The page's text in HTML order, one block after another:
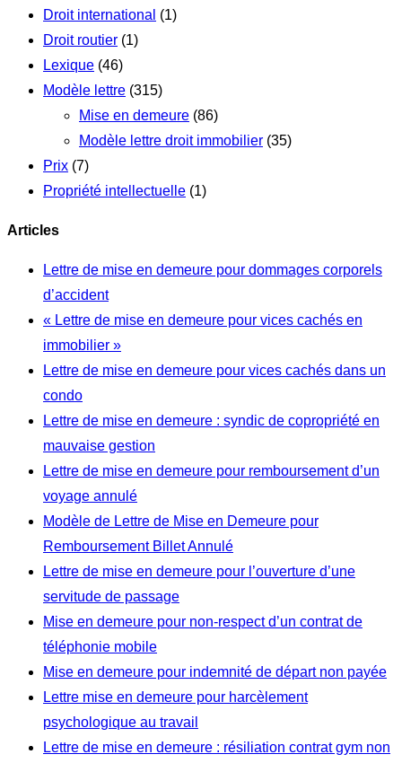
Droit international (1)
Droit routier (1)
Lexique (46)
Modèle lettre (315)
Mise en demeure (86)
Modèle lettre droit immobilier (35)
Prix (7)
Propriété intellectuelle (1)
Articles
Lettre de mise en demeure pour dommages corporels
d’accident
« Lettre de mise en demeure pour vices cachés en
immobilier »
Lettre de mise en demeure pour vices cachés dans un
condo
Lettre de mise en demeure : syndic de copropriété en
mauvaise gestion
Lettre de mise en demeure pour remboursement d’un
voyage annulé
Modèle de Lettre de Mise en Demeure pour
Remboursement Billet Annulé
Lettre de mise en demeure pour l’ouverture d’une
servitude de passage
Mise en demeure pour non-respect d’un contrat de
téléphonie mobile
Mise en demeure pour indemnité de départ non payée
Lettre mise en demeure pour harcèlement
psychologique au travail
Lettre de mise en demeure : résiliation contrat gym non